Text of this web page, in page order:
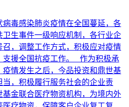
病毒感染肺炎疫情在全国蔓延，各
卫生事件一级响应机制，各行业企
召，调整工作方式，积极应对疫情
支援全国抗疫工作。 作为积极承
疫情发生之后，今品投资和鼎世基
当，积极履行服务社会的企业责
基金联合医疗物资机构，为境内外